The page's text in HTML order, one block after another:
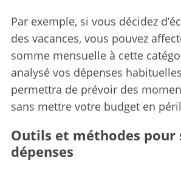
Par exemple, si vous décidez
des vacances, vous pouvez
somme mensuelle à cette
analysé vos dépenses
permettra de prévoir des
sans mettre votre budget en
Outils et méthodes pour
dépenses